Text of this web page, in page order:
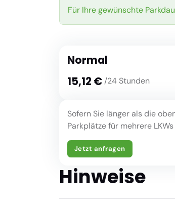
Für Ihre gewünschte
Normal
15,12 € /24 Stunden
Sofern Sie länger als die
Parkplätze für mehrere
Jetzt anfragen
Hinweise